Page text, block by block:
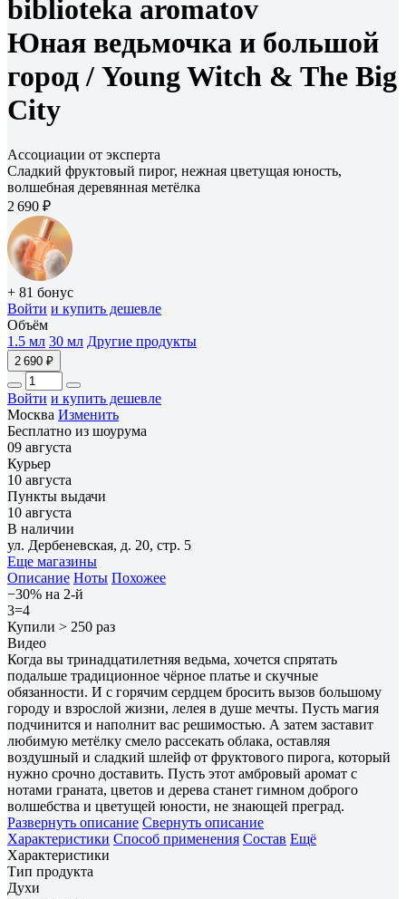
biblioteka aromatov
Юная ведьмочка и большой
город / Young Witch & The Big
City
Ассоциации от эксперта
Сладкий фруктовый пирог, нежная цветущая юность,
волшебная деревянная метёлка
2 690 ₽
+ 81 бонус
Войти и купить дешевле
Объём
1.5 мл 30 мл Другие продукты
2 690 ₽
Войти и купить дешевле
Москва Изменить
Бесплатно из шоурума
09 августа
Курьер
10 августа
Пункты выдачи
10 августа
В наличии
ул. Дербеневская, д. 20, стр. 5
Еще магазины
Описание Ноты Похожее
−30% на 2-й
3=4
Купили > 250 раз
Видео
Когда вы тринадцатилетняя ведьма, хочется спрятать
подальше традиционное чёрное платье и скучные
обязанности. И с горячим сердцем бросить вызов большому
городу и взрослой жизни, лелея в душе мечты. Пусть магия
подчинится и наполнит вас решимостью. А затем заставит
любимую метёлку смело рассекать облака, оставляя
воздушный и сладкий шлейф от фруктового пирога, который
нужно срочно доставить. Пусть этот амбровый аромат с
нотами граната, цветов и дерева станет гимном доброго
волшебства и цветущей юности, не знающей преград.
Развернуть описание Свернуть описание
Характеристики Способ применения Состав Ещё
Характеристики
Тип продукта
Духи